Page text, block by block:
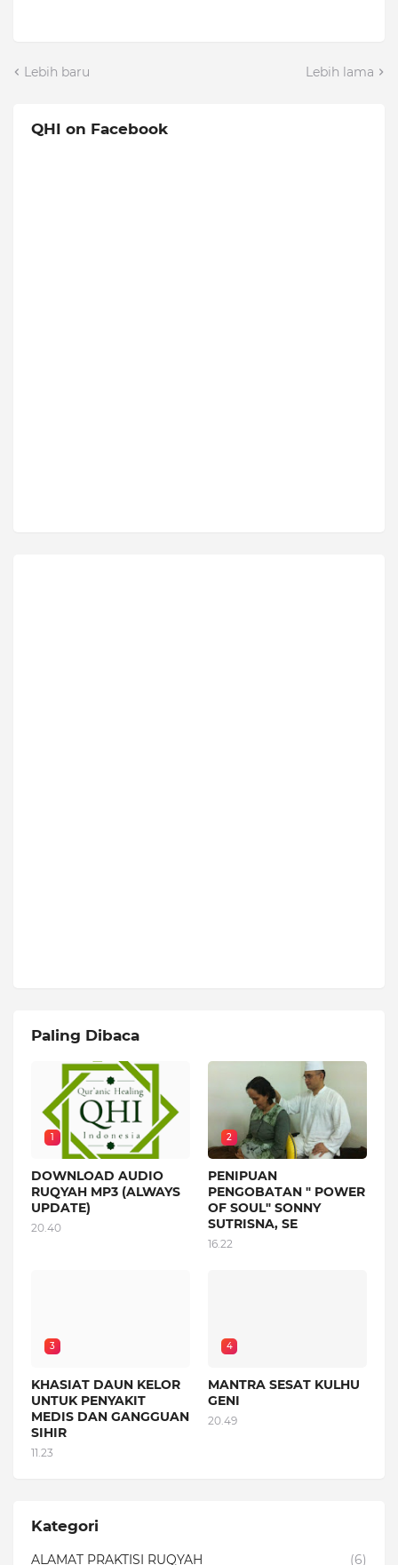
Lebih baru Lebih lama
QHI on Facebook
Paling Dibaca
1
DOWNLOAD AUDIO
RUQYAH MP3 (ALWAYS
UPDATE)
20.40
2
PENIPUAN
PENGOBATAN " POWER
OF SOUL" SONNY
SUTRISNA, SE
16.22
3
KHASIAT DAUN KELOR
UNTUK PENYAKIT
MEDIS DAN GANGGUAN
SIHIR
11.23
4
MANTRA SESAT KULHU
GENI
20.49
Kategori
ALAMAT PRAKTISI RUQYAH (6)